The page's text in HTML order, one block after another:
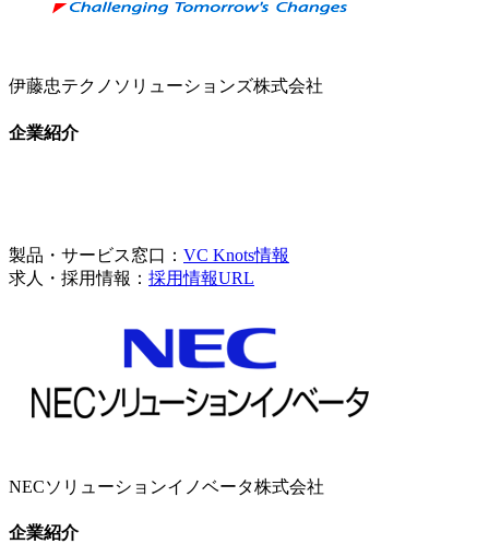
伊藤忠テクノソリューションズ株式会社
企業紹介
製品・サービス窓口： VC Knots情報
求人・採用情報： 採用情報URL
NECソリューションイノベータ株式会社
企業紹介